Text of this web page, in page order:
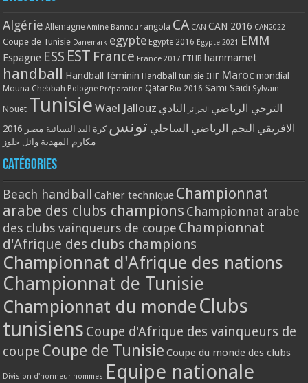
Algérie Allemagne Amine Bannour angola CA CAN CAN 2016 CAN2022
Coupe de Tunisie Danemark egypte Egypte 2016 Egypte 2021 EMM
Espagne ESS EST France France 2017 FTHB hammamet
handball Handball féminin Handball tunisie IHF Maroc mondial
Mouna Chebbah Pologne Préparation Qatar Rio 2016 Sami Saidi Sylvain
Nouet Tunisie Wael Jallouz الترجي الرياضي الجزائر النادي
الافريقي النجم الرياضي الساحلي تونس كرة اليد النسائية مصر 2016
مكارم المهدية وائل جلوز
Catégories
Beach handball Cahier technique Championnat
arabe des clubs champions Championnat arabe
des clubs vainqueurs de coupe Championnat
d'Afrique des clubs champions
Championnat d'Afrique des nations
Championnat de Tunisie
Championnat du monde Clubs
tunisiens Coupe d'Afrique des vainqueurs de
coupe Coupe de Tunisie Coupe du monde des clubs
Division d'honneur hommes Equipe nationale